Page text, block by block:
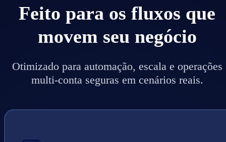
Feito para os fluxos que
movem seu negócio
Otimizado para automação, escala e operações
multi-conta seguras em cenários reais.